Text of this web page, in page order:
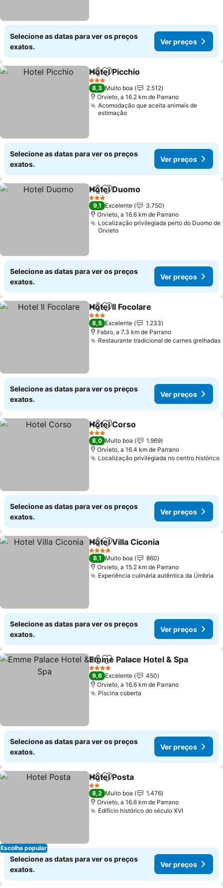
Selecione as datas para ver os preços
exatos.
Ver preços
PartilharAdicionar aos favoritos
Hotel Picchio
3 Estrelas
8,3 Muito boa
2.512
Orvieto, a 16.2 km de Parrano
Acomodação que aceita animais de
estimação
Selecione as datas para ver os preços
exatos.
Ver preços
PartilharAdicionar aos favoritos
Hotel Duomo
3 Estrelas
9,1 Excelente
3.750
Orvieto, a 16.6 km de Parrano
Localização privilegiada perto do Duomo de
Orvieto
Selecione as datas para ver os preços
exatos.
Ver preços
PartilharAdicionar aos favoritos
Hotel Il Focolare
3 Estrelas
8,5 Excelente
1.233
Fabro, a 7.3 km de Parrano
Restaurante tradicional de carnes grelhadas
Selecione as datas para ver os preços
exatos.
Ver preços
PartilharAdicionar aos favoritos
Hotel Corso
3 Estrelas
8,0 Muito boa
1.969
Orvieto, a 16.4 km de Parrano
Localização privilegiada no centro histórico
Selecione as datas para ver os preços
exatos.
Ver preços
PartilharAdicionar aos favoritos
Hotel Villa Ciconia
4 Estrelas
8,1 Muito boa
860
Orvieto, a 15.2 km de Parrano
Experiência culinária autêntica da Úmbria
Selecione as datas para ver os preços
exatos.
Ver preços
PartilharAdicionar aos favoritos
Emme Palace Hotel & Spa
4 Estrelas
9,6 Excelente
450
Orvieto, a 16.6 km de Parrano
Piscina coberta
Selecione as datas para ver os preços
exatos.
Ver preços
Escolha popular
PartilharAdicionar aos favoritos
Hotel Posta
2 Estrelas
8,2 Muito boa
1.476
Orvieto, a 16.6 km de Parrano
Edifício histórico do século XVIVer
Selecione as datas para ver os preços
exatos.
Ver preços